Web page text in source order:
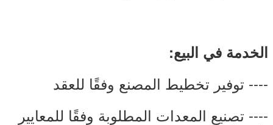
الخدمة في البيع:
---- توفير تخطيط المصنع وفقًا للعقد
---- تصنيع المعدات المطلوبة وفقًا للمعايير